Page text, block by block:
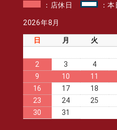
：店休日 ：本
2026年8月
日 月 火
2
3 4
9
10 11
16
17 18
23
24 25
30
31